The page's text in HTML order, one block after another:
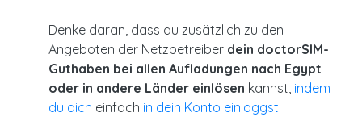
Denke daran, dass du zusätzlich zu den
Angeboten der Netzbetreiber dein doctorSIM-
Guthaben bei allen Aufladungen nach Egypt
oder in andere Länder einlösen kannst, indem
du dich einfach in dein Konto einloggst.